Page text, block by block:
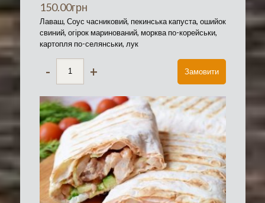
150.00грн
Лаваш, Соус часниковий, пекинська капуста, ошийок
свиний, огірок маринований, морква по-корейськи,
картопля по-селянськи, лук
- + Замовити